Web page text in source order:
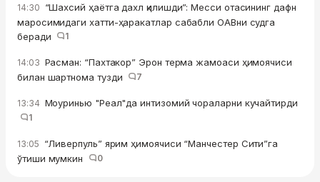
14:30 “Шахсий ҳаётга дахл қилишди”: Месси отасининг дафн
маросимидаги хатти-ҳаракатлар сабабли ОАВни судга
беради
1
14:03 Расман: “Пахтакор” Эрон терма жамоаси ҳимоячиси
билан шартнома тузди
7
13:34 Моуринью "Реал"да интизомий чораларни кучайтирди
1
13:05 “Ливерпуль” ярим ҳимоячиси “Манчестер Сити”га
ўтиши мумкин
0